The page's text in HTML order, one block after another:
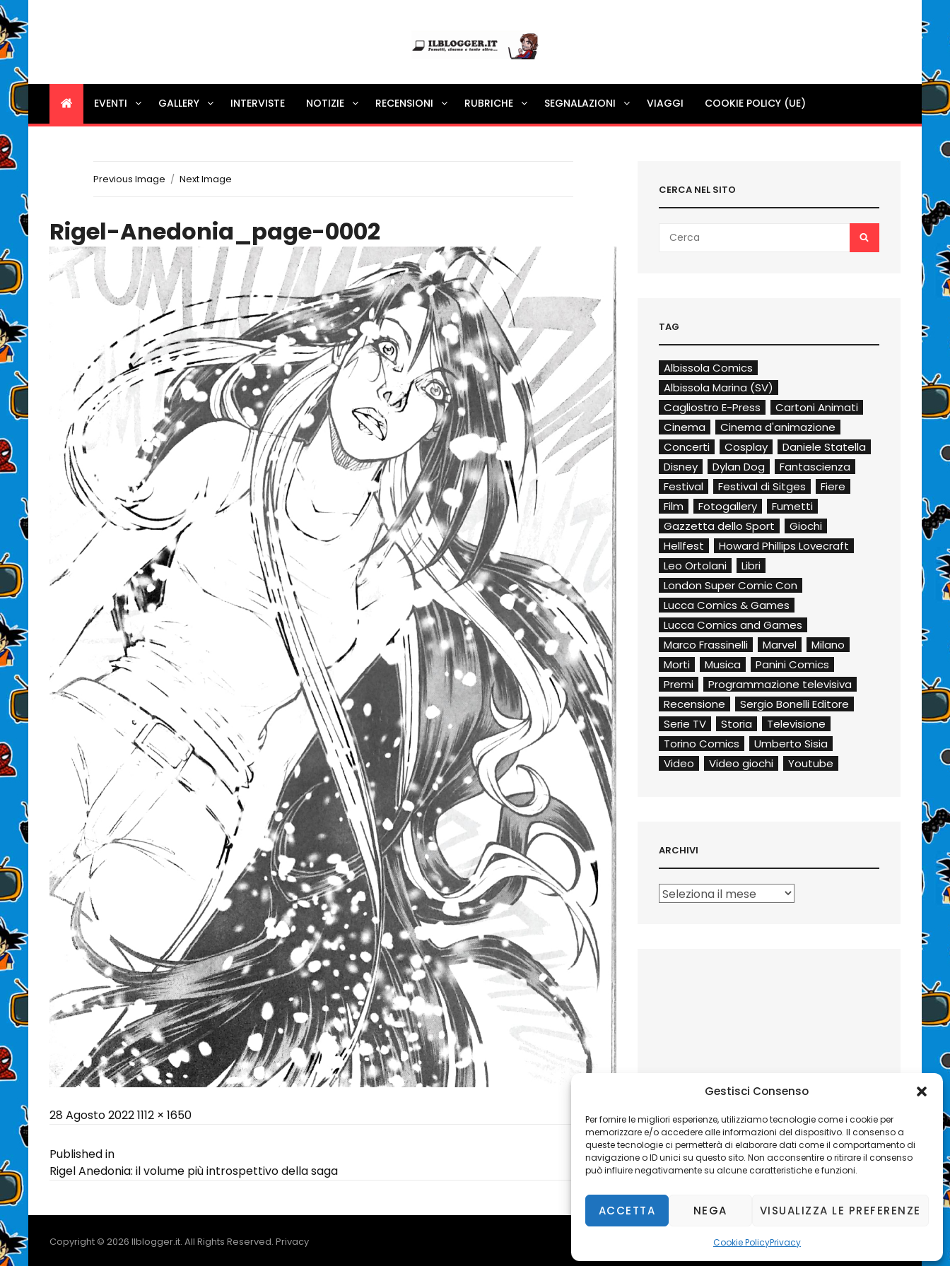
Gestisci Consenso
Per fornire le migliori esperienze, utilizziamo tecnologie come i cookie per
memorizzare e/o accedere alle informazioni del dispositivo. Il consenso a
queste tecnologie ci permetterà di elaborare dati come il comportamento di
navigazione o ID unici su questo sito. Non acconsentire o ritirare il consenso
può influire negativamente su alcune caratteristiche e funzioni.
ACCETTA NEGA VISUALIZZA LE PREFERENZE
Cookie PolicyPrivacy
Ilblogger.it
Il portalino di blog |
EVENTI GALLERY INTERVISTE NOTIZIE RECENSIONI RUBRICHE SEGNALAZIONI VIAGGI COOKIE POLICY (UE)
Previous Image Next Image
Rigel-Anedonia_page-0002
Posted
28 Agosto 2022Full
1112 × 1650
Navigazione
articoli
Published in
Rigel Anedonia: il volume più introspettivo della saga
CERCA NEL SITO
for:
TAG
Albissola Comics
Albissola Marina (SV)
Cagliostro E-Press
Cartoni Animati
Cinema
Cinema d'animazione
Concerti
Cosplay
Daniele Statella
Disney
Dylan Dog
Fantascienza
Festival
Festival di Sitges
Fiere
Film
Fotogallery
Fumetti
Gazzetta dello Sport
Giochi
Hellfest
Howard Phillips Lovecraft
Leo Ortolani
Libri
London Super Comic Con
Lucca Comics & Games
Lucca Comics and Games
Marco Frassinelli
Marvel
Milano
Morti
Musica
Panini Comics
Premi
Programmazione televisiva
Recensione
Sergio Bonelli Editore
Serie TV
Storia
Televisione
Torino Comics
Umberto Sisia
Video
Video giochi Youtube
ARCHIVI
Archivi
Copyright © 2026Ilblogger.it. All Rights Reserved.Privacy Catch Mag by